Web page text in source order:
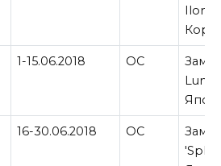
1-15.06.2018 ОС
16-30.06.2018 ОС